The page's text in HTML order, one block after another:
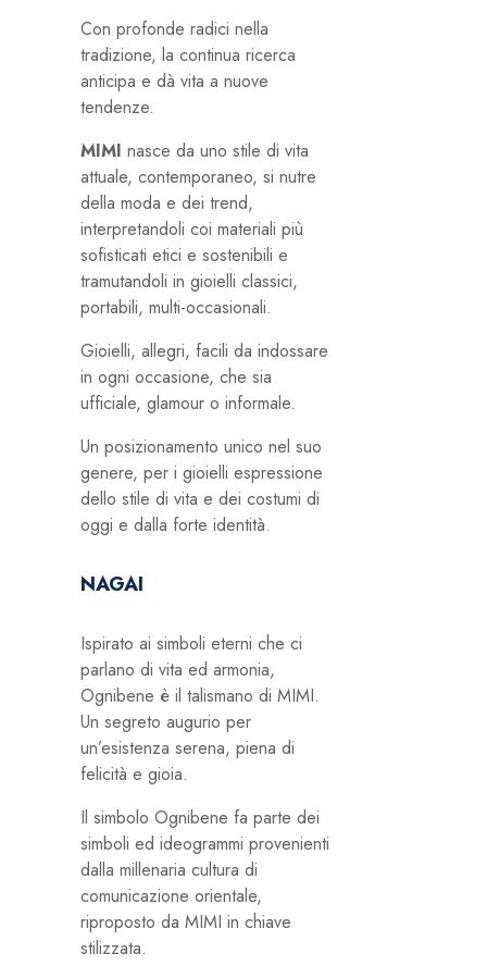
Con profonde radici nella
tradizione, la continua ricerca
anticipa e dà vita a nuove
tendenze.
MIMI nasce da uno stile di vita
attuale, contemporaneo, si nutre
della moda e dei trend,
interpretandoli coi materiali più
sofisticati etici e sostenibili e
tramutandoli in gioielli classici,
portabili, multi-occasionali.
Gioielli, allegri, facili da indossare
in ogni occasione, che sia
ufficiale, glamour o informale.
Un posizionamento unico nel suo
genere, per i gioielli espressione
dello stile di vita e dei costumi di
oggi e dalla forte identità.
NAGAI
Ispirato ai simboli eterni che ci
parlano di vita ed armonia,
Ognibene è il talismano di MIMI.
Un segreto augurio per
un’esistenza serena, piena di
felicità e gioia.
Il simbolo Ognibene fa parte dei
simboli ed ideogrammi provenienti
dalla millenaria cultura di
comunicazione orientale,
riproposto da MIMI in chiave
stilizzata.